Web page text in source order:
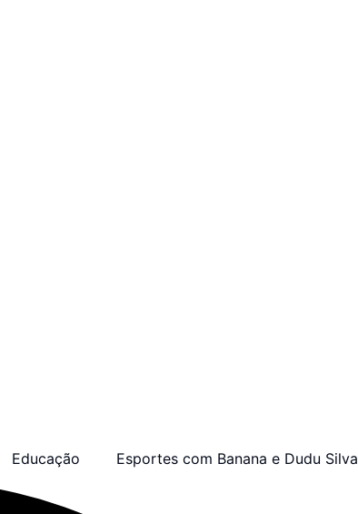
Educação Esportes com Banana e Dudu Silva